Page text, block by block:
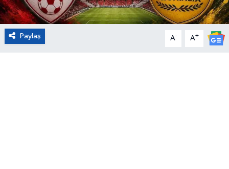
Paylaş A- A+
Çevre
Kültür ve Sanat